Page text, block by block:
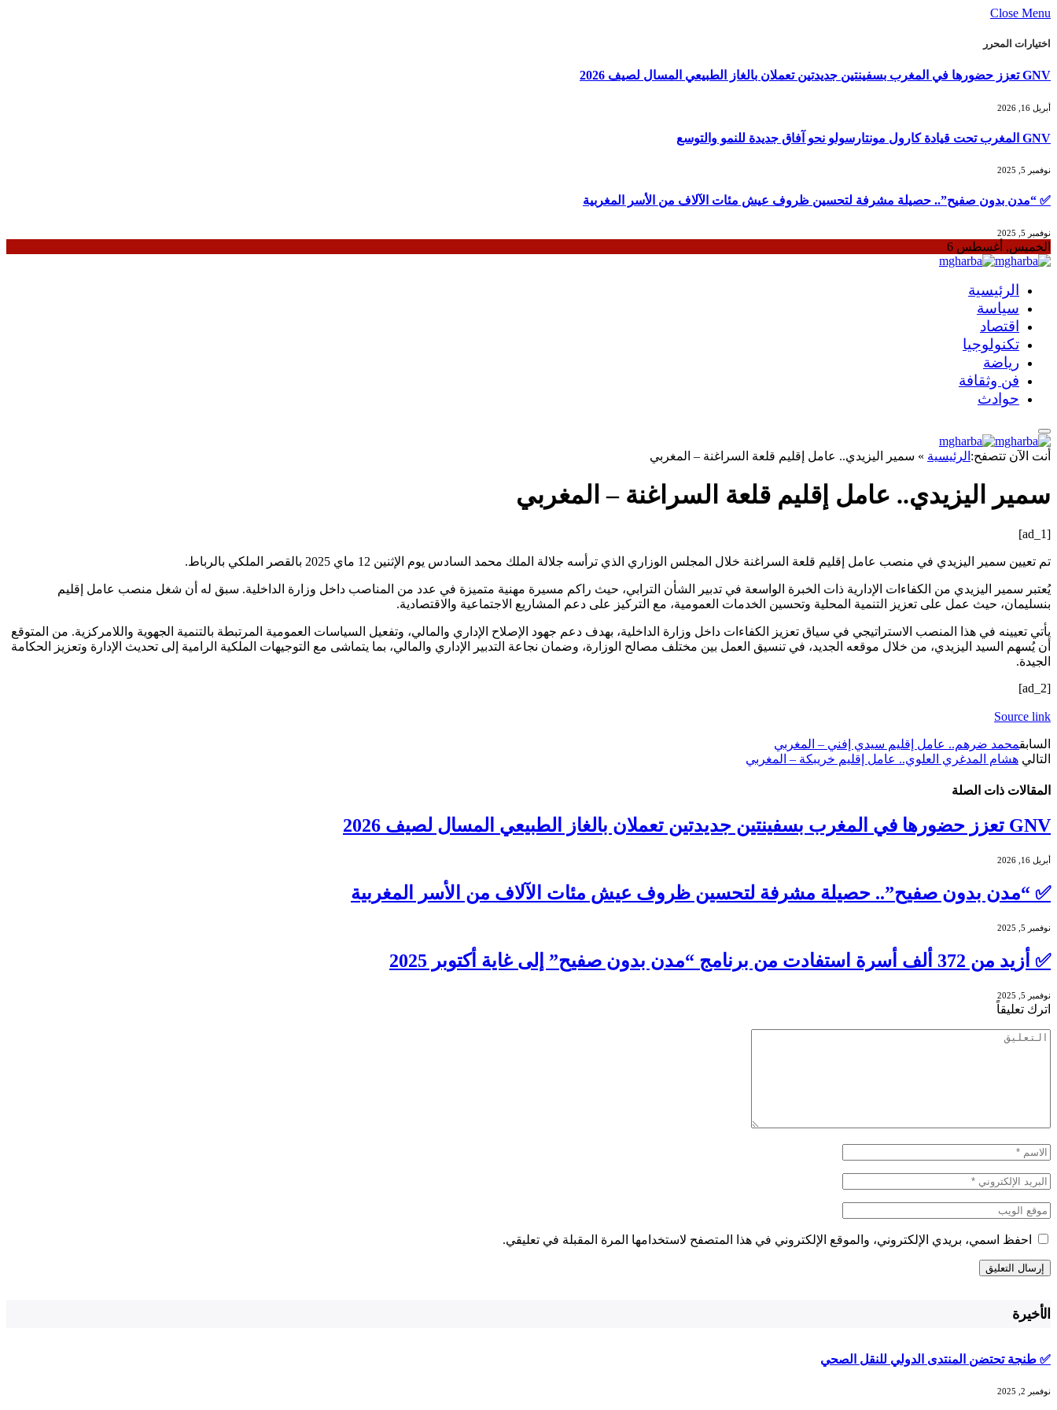
Close Menu
اختيارات المحرر
GNV تعزز حضورها في المغرب بسفينتين جديدتين تعملان بالغاز الطبيعي المسال لصيف 2026
أبريل 16, 2026
GNV المغرب تحت قيادة كارول مونتارسولو نحو آفاق جديدة للنمو والتوسع
نوفمبر 5, 2025
✅ “مدن بدون صفيح”.. حصيلة مشرفة لتحسين ظروف عيش مئات الآلاف من الأسر المغربية
نوفمبر 5, 2025
الخميس, أغسطس 6
الرئيسية
سياسة
اقتصاد
تكنولوجيا
رياضة
فن وثقافة
حوادث
أنت الآن تتصفح: الرئيسية » سمير اليزيدي.. عامل إقليم قلعة السراغنة – المغربي
سمير اليزيدي.. عامل إقليم قلعة السراغنة – المغربي
[ad_1]
تم تعيين سمير اليزيدي في منصب عامل إقليم قلعة السراغنة خلال المجلس الوزاري الذي ترأسه جلالة الملك محمد السادس يوم الإثنين 12 ماي 2025 بالقصر الملكي بالرباط.
يُعتبر سمير اليزيدي من الكفاءات الإدارية ذات الخبرة الواسعة في تدبير الشأن الترابي، حيث راكم مسيرة مهنية متميزة في عدد من المناصب داخل وزارة الداخلية. سبق له أن شغل منصب عامل إقليم
بنسليمان، حيث عمل على تعزيز التنمية المحلية وتحسين الخدمات العمومية، مع التركيز على دعم المشاريع الاجتماعية والاقتصادية.
يأتي تعيينه في هذا المنصب الاستراتيجي في سياق تعزيز الكفاءات داخل وزارة الداخلية، بهدف دعم جهود الإصلاح الإداري والمالي، وتفعيل السياسات العمومية المرتبطة بالتنمية الجهوية واللامركزية. من المتوقع
أن يُسهم السيد اليزيدي، من خلال موقعه الجديد، في تنسيق العمل بين مختلف مصالح الوزارة، وضمان نجاعة التدبير الإداري والمالي، بما يتماشى مع التوجيهات الملكية الرامية إلى تحديث الإدارة وتعزيز الحكامة
الجيدة.
[ad_2]
Source link
السابقمحمد ضرهم.. عامل إقليم سيدي إفني – المغربي
التالي هشام المدغري العلوي.. عامل إقليم خريبكة – المغربي
المقالات ذات الصلة
GNV تعزز حضورها في المغرب بسفينتين جديدتين تعملان بالغاز الطبيعي المسال لصيف 2026
أبريل 16, 2026
✅ “مدن بدون صفيح”.. حصيلة مشرفة لتحسين ظروف عيش مئات الآلاف من الأسر المغربية
نوفمبر 5, 2025
✅ أزيد من 372 ألف أسرة استفادت من برنامج “مدن بدون صفيح” إلى غاية أكتوبر 2025
نوفمبر 5, 2025
اترك تعليقاً
احفظ اسمي، بريدي الإلكتروني، والموقع الإلكتروني في هذا المتصفح لاستخدامها المرة المقبلة في تعليقي.
الأخيرة
✅ طنجة تحتضن المنتدى الدولي للنقل الصحي
نوفمبر 2, 2025